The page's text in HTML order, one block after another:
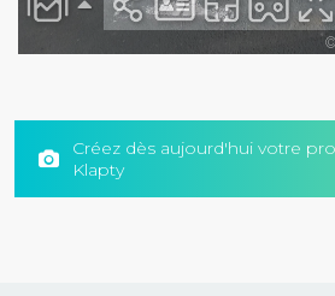
Créez dès aujourd'hui votre
Klapty